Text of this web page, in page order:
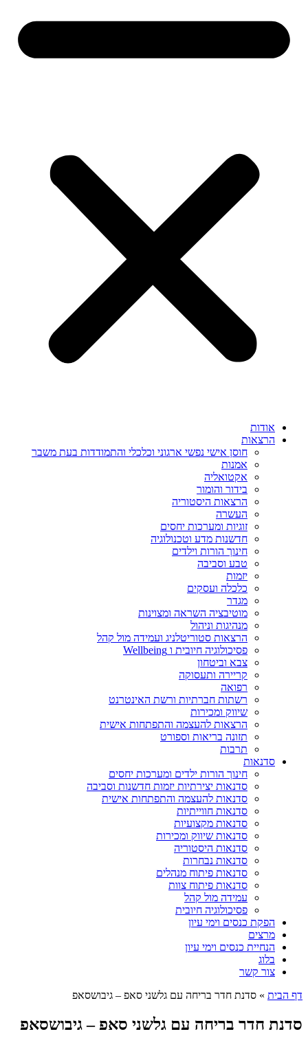
אודות
הרצאות
חוסן אישי נפשי ארגוני וכלכלי והתמודדות בעת משבר
אמנות
אקטואליה
בידור והומור
הרצאות היסטוריה
העשרה
זוגיות ומערכות יחסים
חדשנות מדע וטכנולוגיה
חינוך הורות וילדים
טבע וסביבה
יזמות
כלכלה ועסקים
מגדר
מוטיבציה השראה ומצוינות
מנהיגות וניהול
הרצאות סטוריטלניג ועמידה מול קהל
פסיכולוגיה חיובית ו Wellbeing
צבא וביטחון
קריירה ותעסוקה
רפואה
רשתות חברתיות ורשת האינטרנט
שיווק ומכירות
הרצאות להעצמה והתפתחות אישית
תזונה בריאות וספורט
תרבות
סדנאות
חינוך הורות ילדים ומערכות יחסים
סדנאות יצירתיות יזמות חדשנות וסביבה
סדנאות להעצמה והתפתחות אישית
סדנאות חווייתיות
סדנאות מקצועיות
סדנאות שיווק ומכירות
סדנאות היסטוריה
סדנאות נבחרות
סדנאות פיתוח מנהלים
סדנאות פיתוח צוות
עמידה מול קהל
פסיכולוגיה חיובית
הפקת כנסים וימי עיון
מרצים
הנחיית כנסים וימי עיון
בלוג
צור קשר
דף הבית » סדנת חדר בריחה עם גלשני סאפ – גיבושסאפ
סדנת חדר בריחה עם גלשני סאפ – גיבושסאפ